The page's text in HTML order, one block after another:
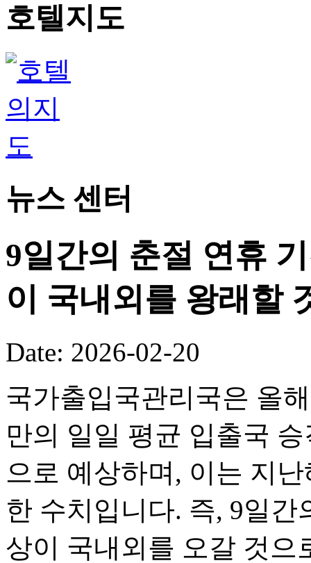
호텔지도
뉴스 센터
9일간의 춘절 연휴
이 국내외를 왕래할
Date: 2026-02-20
국가출입국관리국은 올
만의 일일 평균 입출국
으로 예상하며, 이는 지
한 수치입니다. 즉, 9일간
상이 국내외를 오갈 것으